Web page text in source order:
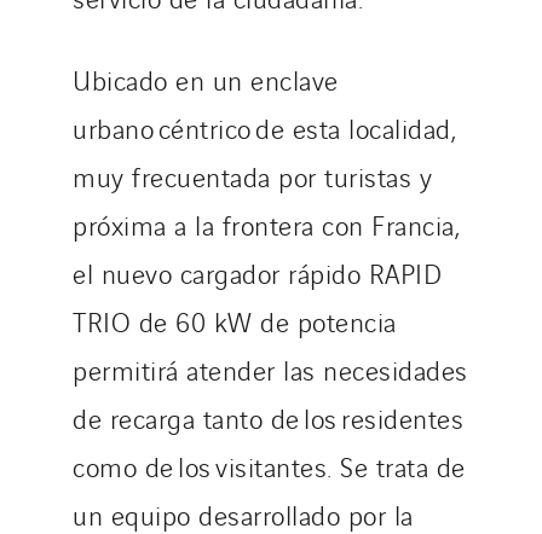
Ubicado en un enclave
urbano céntrico de esta localidad,
muy frecuentada por turistas y
próxima a la frontera con Francia,
el nuevo cargador rápido RAPID
TRIO de 60 kW de potencia
permitirá atender las necesidades
de recarga tanto de los residentes
como de los visitantes. Se trata de
un equipo desarrollado por la